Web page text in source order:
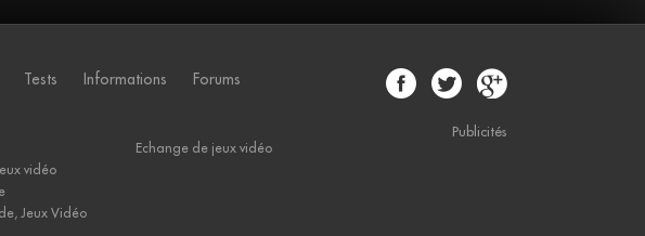
Tests Informations Forums
vidéo
Jeux Vidéo
Echange de jeux vidéo
Publicités